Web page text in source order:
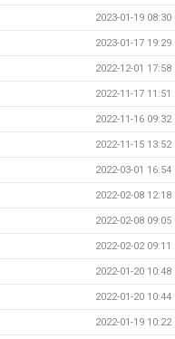
2023-01-19 08:30
2023-01-17 19:29
2022-12-01 17:58
2022-11-17 11:51
2022-11-16 09:32
2022-11-15 13:52
2022-03-01 16:54
2022-02-08 12:18
2022-02-08 09:05
2022-02-02 09:11
2022-01-20 10:48
2022-01-20 10:44
2022-01-19 10:22